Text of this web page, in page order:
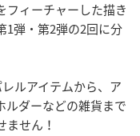
フィーチャーした描き
1弾・第2弾の2回に分
ルアイテムから、ア
ルダーなどの雑貨まで
せん！